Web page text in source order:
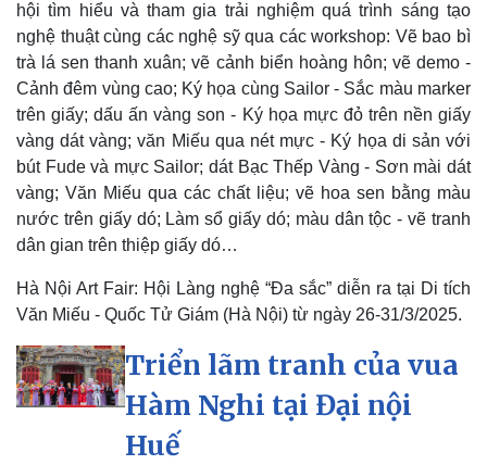
hội tìm hiểu và tham gia trải nghiệm quá trình sáng tạo
nghệ thuật cùng các nghệ sỹ qua các workshop: Vẽ bao bì
trà lá sen thanh xuân; vẽ cảnh biển hoàng hôn; vẽ demo -
Cảnh đêm vùng cao; Ký họa cùng Sailor - Sắc màu marker
trên giấy; dấu ấn vàng son - Ký họa mực đỏ trên nền giấy
vàng dát vàng; văn Miếu qua nét mực - Ký họa di sản với
bút Fude và mực Sailor; dát Bạc Thếp Vàng - Sơn mài dát
vàng; Văn Miếu qua các chất liệu; vẽ hoa sen bằng màu
nước trên giấy dó; Làm sổ giấy dó; màu dân tộc - vẽ tranh
dân gian trên thiệp giấy dó…
Hà Nội Art Fair: Hội Làng nghệ “Đa sắc” diễn ra tại Di tích
Văn Miếu - Quốc Tử Giám (Hà Nội) từ ngày 26-31/3/2025.
Triển lãm tranh của vua
Hàm Nghi tại Đại nội
Huế